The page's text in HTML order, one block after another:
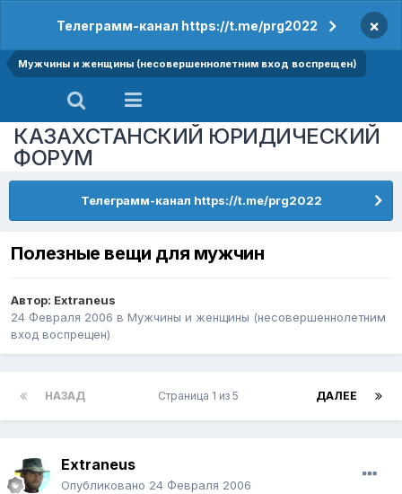
Телеграмм-канал https://t.me/prg2022 ×
Мужчины и женщины (несовершеннолетним вход воспрещен)
КАЗАХСТАНСКИЙ ЮРИДИЧЕСКИЙ
ФОРУМ
Телеграмм-канал https://t.me/prg2022
Полезные вещи для мужчин
Автор: Extraneus
24 Февраля 2006 в Мужчины и женщины (несовершеннолетним
вход воспрещен)
НАЗАД ДАЛЕЕ
Страница 1 из 5
Extraneus
Опубликовано 24 Февраля 2006